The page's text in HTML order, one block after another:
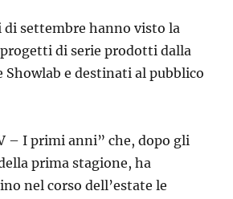
settembre hanno visto la
di serie prodotti dalla
Showlab e destinati al pubblico
– I primi anni” che, dopo gli
prima stagione, ha
nel corso dell’estate le